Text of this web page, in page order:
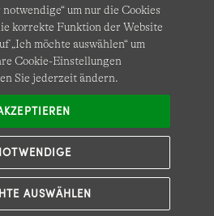
geschützt. Es gelten die
undNutzungsbedingungenvon
Google.
LANDS' END EUROPE
um nur die Cookies
korrekte Funktion der Website
„Ich möchte auswählen“ um
Cookie-Einstellungen
Sie jederzeit ändern.
AUSWÄHLEN